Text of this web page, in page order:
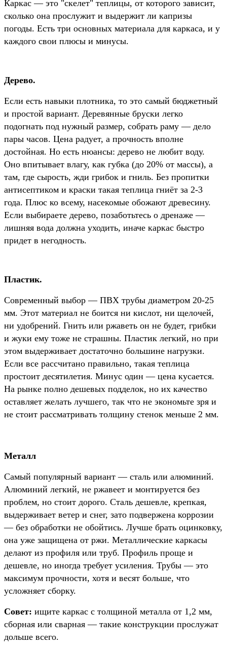
Каркас — это "скелет" теплицы, от которого зависит,
сколько она прослужит и выдержит ли капризы
погоды. Есть три основных материала для каркаса, и у
каждого свои плюсы и минусы.
Дерево.
Если есть навыки плотника, то это самый бюджетный
и простой вариант. Деревянные бруски легко
подогнать под нужный размер, собрать раму — дело
пары часов. Цена радует, а прочность вполне
достойная. Но есть нюансы: дерево не любит воду.
Оно впитывает влагу, как губка (до 20% от массы), а
там, где сырость, жди грибок и гниль. Без пропитки
антисептиком и краски такая теплица гниёт за 2-3
года. Плюс ко всему, насекомые обожают древесину.
Если выбираете дерево, позаботьтесь о дренаже —
лишняя вода должна уходить, иначе каркас быстро
придет в негодность.
Пластик.
Современный выбор — ПВХ трубы диаметром 20-25
мм. Этот материал не боится ни кислот, ни щелочей,
ни удобрений. Гнить или ржаветь он не будет, грибки
и жуки ему тоже не страшны. Пластик легкий, но при
этом выдерживает достаточно большине нагрузки.
Если все рассчитано правильно, такая теплица
простоит десятилетия. Минус один — цена кусается.
На рынке полно дешевых подделок, но их качество
оставляет желать лучшего, так что не экономьте зря и
не стоит рассматривать толщину стенок меньше 2 мм.
Металл
Самый популярный вариант — сталь или алюминий.
Алюминий легкий, не ржавеет и монтируется без
проблем, но стоит дорого. Сталь дешевле, крепкая,
выдерживает ветер и снег, зато подвержена коррозии
— без обработки не обойтись. Лучше брать оцинковку,
она уже защищена от ржи. Металлические каркасы
делают из профиля или труб. Профиль проще и
дешевле, но иногда требует усиления. Трубы — это
максимум прочности, хотя и весят больше, что
усложняет сборку.
Совет: ищите каркас с толщиной металла от 1,2 мм,
сборная или сварная — такие конструкции прослужат
дольше всего.